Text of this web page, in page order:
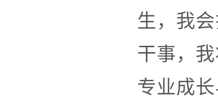
生，我
干事，
专业成